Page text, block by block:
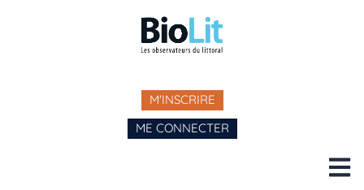
M'INSCRIRE
ME CONNECTER